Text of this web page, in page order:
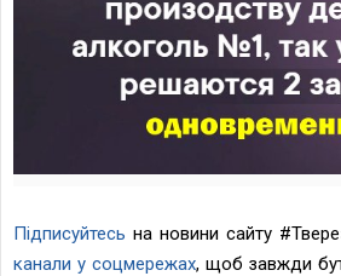
Підписуйтесь на новини сайту
канали у соцмережах, щоб завжди